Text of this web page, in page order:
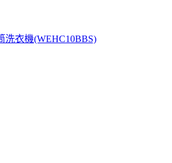
洗衣機(WEHC10BBS)